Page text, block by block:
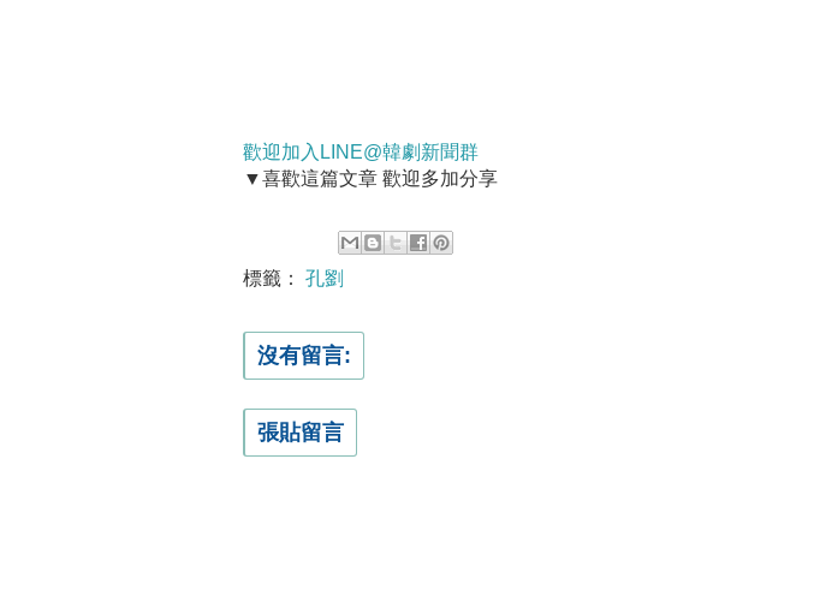
歡迎加入LINE@韓劇新聞群
▼喜歡這篇文章 歡迎多加分享
標籤： 孔劉
沒有留言:
張貼留言